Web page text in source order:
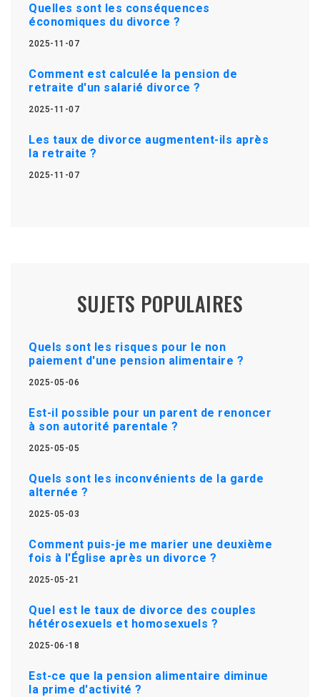
Quelles sont les conséquences
économiques du divorce ?
2025-11-07
Comment est calculée la pension de
retraite d'un salarié divorce ?
2025-11-07
Les taux de divorce augmentent-ils après
la retraite ?
2025-11-07
SUJETS POPULAIRES
Quels sont les risques pour le non
paiement d'une pension alimentaire ?
2025-05-06
Est-il possible pour un parent de renoncer
à son autorité parentale ?
2025-05-05
Quels sont les inconvénients de la garde
alternée ?
2025-05-03
Comment puis-je me marier une deuxième
fois à l'Église après un divorce ?
2025-05-21
Quel est le taux de divorce des couples
hétérosexuels et homosexuels ?
2025-06-18
Est-ce que la pension alimentaire diminue
la prime d'activité ?